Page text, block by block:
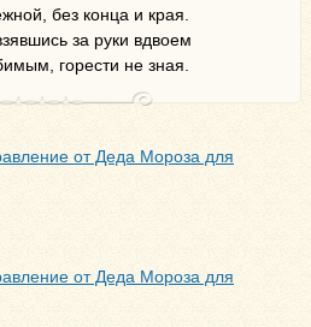
без конца и края.
за руки вдвоем
горести не зная.
от Деда Мороза для
от Деда Мороза для